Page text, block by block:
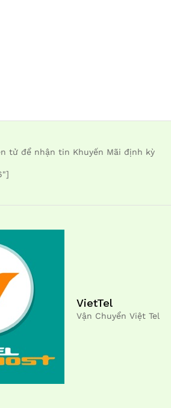
tử để nhận tin Khuyến Mãi định kỳ
VietTel
Vận Chuyển Việt Tel